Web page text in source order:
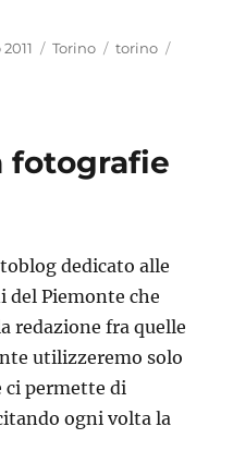
Categorie
Torino Tag
torino
fotografie
dedicato alle
Piemonte che
redazione fra quelle
utilizzeremo solo
ci permette di
ogni volta la